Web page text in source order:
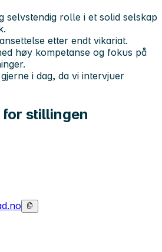
selvstendig rolle i et solid selskap
etter endt vikariat.
høy kompetanse og fokus på
i dag, da vi intervjuer
stillingen